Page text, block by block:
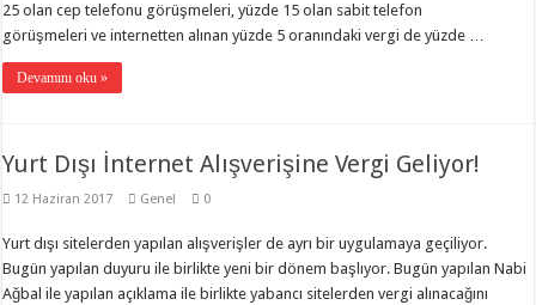
25 olan cep telefonu görüşmeleri, yüzde 15 olan sabit telefon
görüşmeleri ve internetten alınan yüzde 5 oranındaki vergi de yüzde …
Devamını oku »
Yurt Dışı İnternet Alışverişine Vergi Geliyor!
12 Haziran 2017 Genel 0
Yurt dışı sitelerden yapılan alışverişler de ayrı bir uygulamaya geçiliyor.
Bugün yapılan duyuru ile birlikte yeni bir dönem başlıyor. Bugün yapılan Nabi
Ağbal ile yapılan açıklama ile birlikte yabancı sitelerden vergi alınacağını